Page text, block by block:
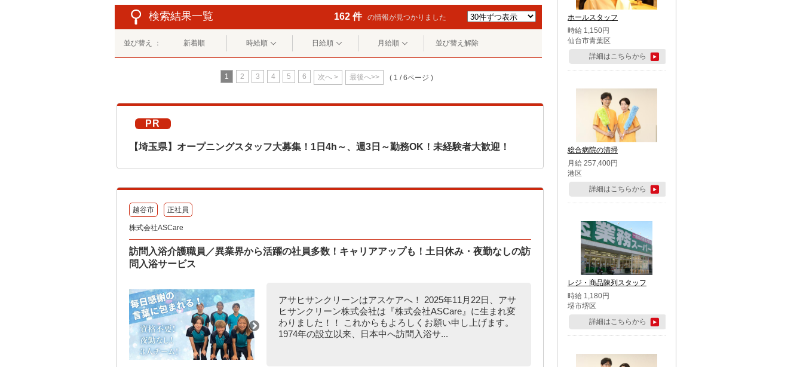
検索結果一覧 162 件 の情報が見つかりました
並び替え ： 新着順 時給順 日給順 月給順 並び替え解除
1 2 3 4 5 6 次へ > 最後へ>> ( 1 / 6ページ )
PR
【埼玉県】オープニングスタッフ大募集！1日4h～、週3日～勤務OK！未経験者大歓迎！
越谷市 正社員
株式会社ASCare
訪問入浴介護職員／異業界から活躍の社員多数！キャリアアップも！土日休み・夜勤なしの訪
問入浴サービス
アサヒサンクリーンはアスケアへ！ 2025年11月22日、アサ
ヒサンクリーン株式会社は『株式会社ASCare』に生まれ変
わりました！！ これからもよろしくお願い申し上げます。
1974年の設立以来、日本中へ訪問入浴サ...
ホールスタッフ
時給 1,150円
仙台市青葉区
詳細はこちらから
総合病院の清掃
月給 257,400円
港区
詳細はこちらから
レジ・商品陳列スタッフ
時給 1,180円
堺市堺区
詳細はこちらから